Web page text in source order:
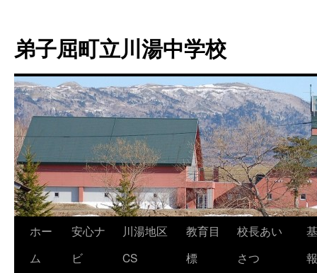
弟子屈町立川湯中学校
コホー
ム
安心ナ
ビ
川湯地区
CS
教育目
標
校長あい
さつ
報